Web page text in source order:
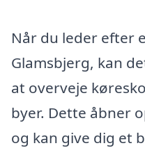
Når du leder efter
Glamsbjerg, kan
at overveje
byer. Dette åbner
og kan give dig et